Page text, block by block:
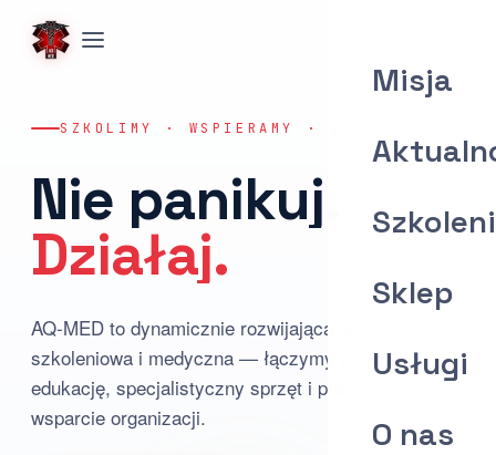
Misja
Sklep
Usługi
O nas
SZKOLIMY · WSPIERAMY · WYPOSAŻAMY
Nie panikuj.
Działaj.
AQ-MED to dynamicznie rozwijająca się firma
szkoleniowa i medyczna — łączymy praktyczną
edukację, specjalistyczny sprzęt i profesjonalne
wsparcie organizacji.